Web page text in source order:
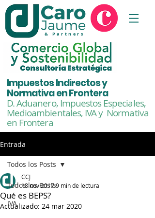
& Partners
Impuestos Indirectos y
Normativa en Frontera
D. Aduanero, Impuestos Especiales,
Medioambientales,IVA y Normativa
en Frontera
Entrada
Todos los Posts
IVA
Todos los Posts
Qué es BEPS?
CCJ
18 nov 20179 min de lectura
Actualizado: 24 mar 2020